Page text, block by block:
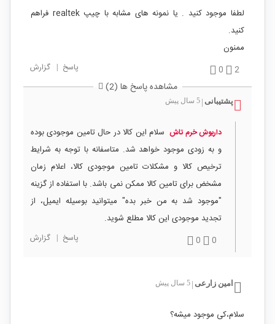
لطفا موجود کنید . یا نمونه های مشابه با چیپ realtek فراهم
کنید.
ممنون
2
0 پاسخ | گزارش
مشاهده پاسخ ها (2)
پشتیبانی | 5 سال پیش
داریوش خرم تاش سلام این کالا در حال تامین موجودی بوده
و به زودی موجود خواهد شد. متاسفانه با توجه به شرایط
ترخیص کالا و مشکلات تامین موجودی کالا، اعلام زمان
مشخض برای تامین کالا ممکن نمی باشد. با استفاده از گزینه
"موجود شد به من خبر بده" میتوانید بوسیله ایمیل، از
تجدید موجودی این کالا مطلع شوید.
0
0 پاسخ | گزارش
امین زارعی | 5 سال پیش
سلام،کی موجود میشه؟